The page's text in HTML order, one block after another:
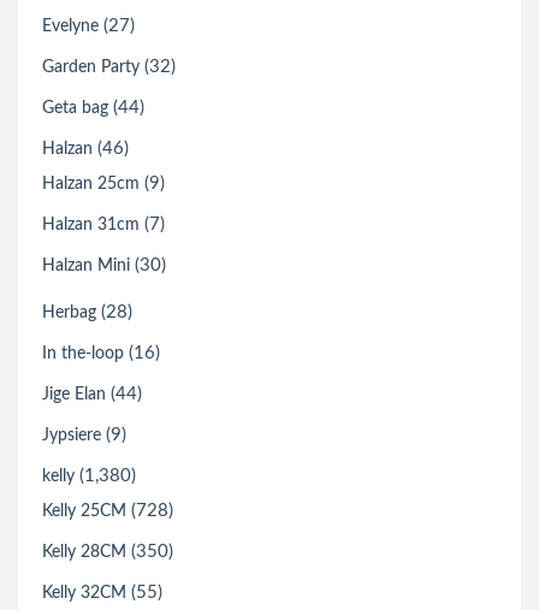
Evelyne (27)
Garden Party (32)
Geta bag (44)
Halzan (46)
Halzan 25cm (9)
Halzan 31cm (7)
Halzan Mini (30)
Herbag (28)
In the-loop (16)
Jige Elan (44)
Jypsiere (9)
kelly (1,380)
Kelly 25CM (728)
Kelly 28CM (350)
Kelly 32CM (55)